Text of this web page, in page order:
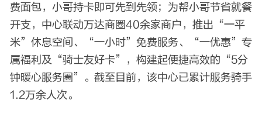
费面包，小哥持卡即可先到先领；为帮小哥节省就餐
开支，中心联动万达商圈40余家商户，推出“一平
米”休息空间、“一小时”免费服务、“一优惠”专
属福利及“骑士友好卡”，构建起便捷高效的“5分
钟暖心服务圈”。截至目前，该中心已累计服务骑手
1.2万余人次。